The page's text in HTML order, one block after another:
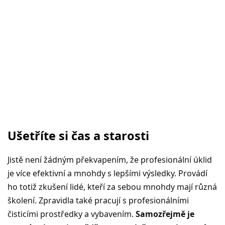
Ušetříte si čas a starosti
Jistě není žádným překvapením, že profesionální úklid
je více efektivní a mnohdy s lepšími výsledky. Provádí
ho totiž zkušení lidé, kteří za sebou mnohdy mají různá
školení. Zpravidla také pracují s profesionálními
čisticími prostředky a vybavením. Samozřejmě je